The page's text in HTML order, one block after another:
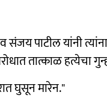
पाटील यांनी
तात्काळ हत्येचा
घुसून मारेन."